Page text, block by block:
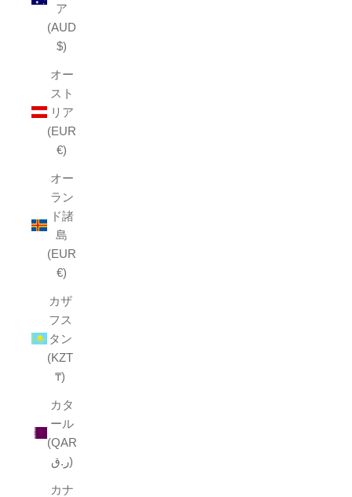
ア
(AUD
$)
オー
スト
リア
(EUR
€)
オー
ラン
ド諸
島
(EUR
€)
カザ
フス
タン
(KZT
₸)
カタ
ール
(QAR
ر.ق)
カナ